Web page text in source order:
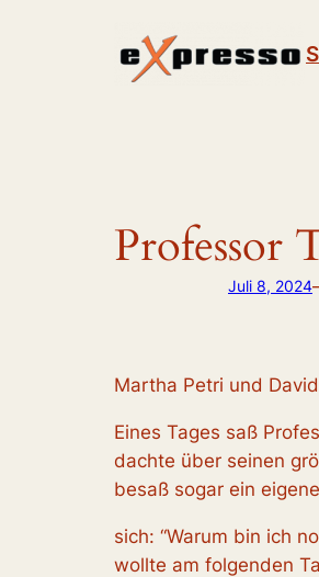
Professor
Juli 8, 2024
Martha Petri und
Eines Tages saß
dachte über seinen
besaß sogar ein
sich: “Warum bin ich
wollte am folgenden